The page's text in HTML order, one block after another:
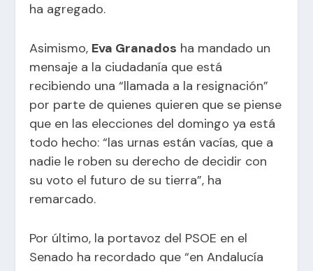
ha agregado.
Asimismo, Eva Granados ha mandado un
mensaje a la ciudadanía que está
recibiendo una “llamada a la resignación”
por parte de quienes quieren que se piense
que en las elecciones del domingo ya está
todo hecho: “las urnas están vacías, que a
nadie le roben su derecho de decidir con
su voto el futuro de su tierra”, ha
remarcado.
Por último, la portavoz del PSOE en el
Senado ha recordado que “en Andalucía